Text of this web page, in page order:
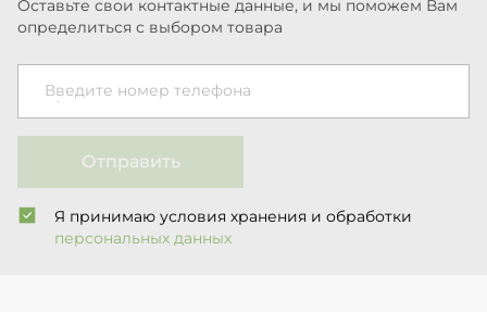
Оставьте свои контактные данные, и мы поможем Вам
определиться с выбором товара
Введите номер телефона
Отправить
Я принимаю условия хранения и обработки
персональных данных